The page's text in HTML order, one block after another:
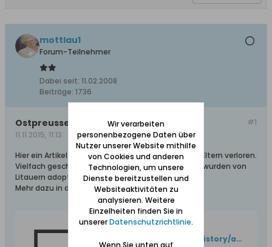
mottlau1
Forum-Teilnehmer
Dabei seit: 11.02.2008
Beiträge: 1736
#1
Ostpreussen - Die Wolfskinder
11.11.2015, 11:13
Hier ein Artikel über Kinder die in Ostpreussen ihre Eltern verloren.
Vielfach geschah es durch Tod der Eltern. Manche wurden von
Litauern adoptiert.
Mehr dazu in diesem Artikel:
Sign in to your account
http://www.welt.de/kultur/history/article106630329/Der-Leidensweg-der-deutschen-Wolfskinder-in-Litauen.html
Wir verarbeiten
personenbezogene Daten über
Nutzer unserer Website mithilfe
von Cookies und anderen
Technologien, um unsere
Dienste bereitzustellen und
Websiteaktivitäten zu
analysieren. Weitere
Einzelheiten finden Sie in
unsererDatenschutzrichtlinie.
Wenn Sie unten auf